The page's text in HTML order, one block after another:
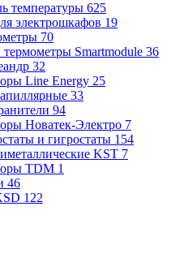
температуры 625
электрошкафов 19
70
Smartmodule 36
32
Line Energy 25
33
94
Новатек-Электро 7
и гигростаты 154
KST 7
TDM 1
46
122